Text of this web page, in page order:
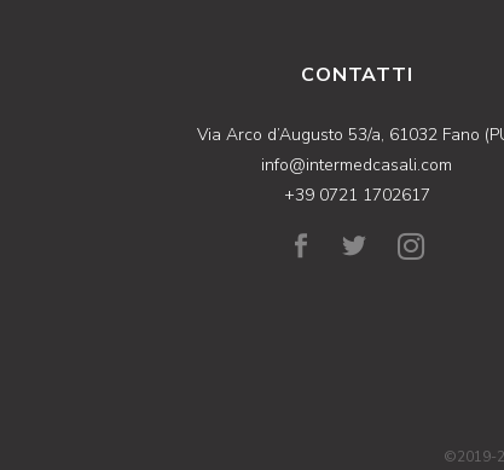
CONTATTI
Via Arco d’Augusto 53/a, 61032 Fano
info@intermedcasali.com
+39 0721 1702617
©2019-